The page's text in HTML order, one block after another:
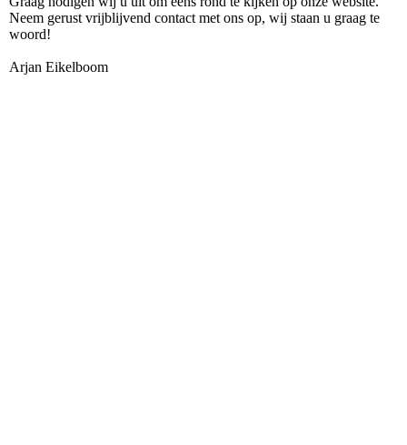
Neem gerust vrijblijvend contact met ons op, wij staan u graag te
woord!
Arjan Eikelboom